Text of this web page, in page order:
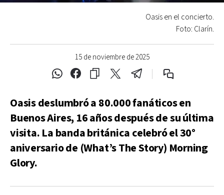
15 de noviembre de 2025
Oasis en el concierto.
Foto: Clarín.
Oasis deslumbró a 80.000 fanáticos en
Buenos Aires, 16 años después de su última
visita. La banda británica celebró el 30°
aniversario de (What’s The Story) Morning
Glory.